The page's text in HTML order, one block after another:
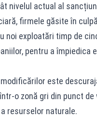
nivelul actual al
firmele găsite în
noi exploatări timp de
pentru a împiedica
este
o zonă gri din punct
resurselor naturale.